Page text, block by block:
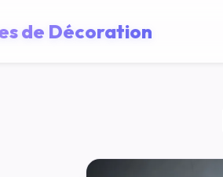
de Décoration